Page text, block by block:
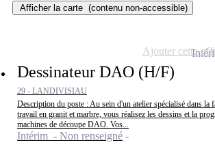
Afficher la carte (contenu non-accessible)
Dessinateur DAO (H/F)
29 - LANDIVISIAU
Description du poste : Au sein d'un atelier spécialisé dans la
travail en granit et marbre, vous réalisez les dessins et la
machines de découpe DAO. Vos...
Intérim - Non renseigné
Ajouter cette